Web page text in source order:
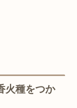
火種をつか